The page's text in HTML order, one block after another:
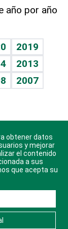
año por año
2019
2013
2007
iOS y
obtener datos
y mejorar
el contenido
a sus
que acepta su